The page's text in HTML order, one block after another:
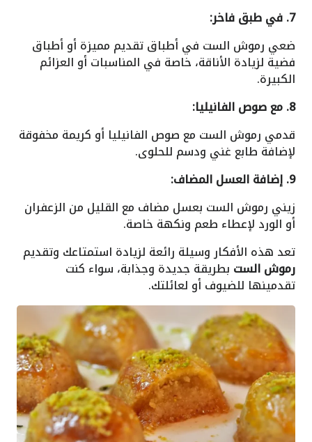
7. في طبق فاخر:
ضعي رموش الست في أطباق تقديم مميزة أو أطباق
فضية لزيادة الأناقة، خاصة في المناسبات أو العزائم
الكبيرة.
8. مع صوص الفانيليا:
قدمي رموش الست مع صوص الفانيليا أو كريمة مخفوقة
لإضافة طابع غني ودسم للحلوى.
9. إضافة العسل المضاف:
زيني رموش الست بعسل مضاف مع القليل من الزعفران
أو الورد لإعطاء طعم ونكهة خاصة.
تعد هذه الأفكار وسيلة رائعة لزيادة استمتاعك وتقديم
رموش الست بطريقة جديدة وجذابة، سواء كنت
تقدمينها للضيوف أو لعائلتك.